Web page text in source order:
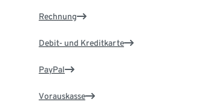
Rechnung
Debit- und Kreditkarte
PayPal
Vorauskasse